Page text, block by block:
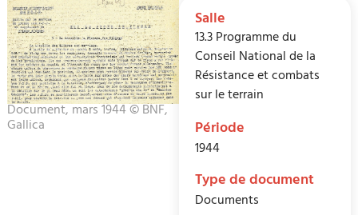
Document, mars 1944 © BNF,
Gallica
Salle
13.3 Programme du
Conseil National de la
Résistance et combats
sur le terrain
Période
1944
Type de document
Documents